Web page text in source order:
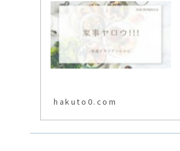
hakuto0.com